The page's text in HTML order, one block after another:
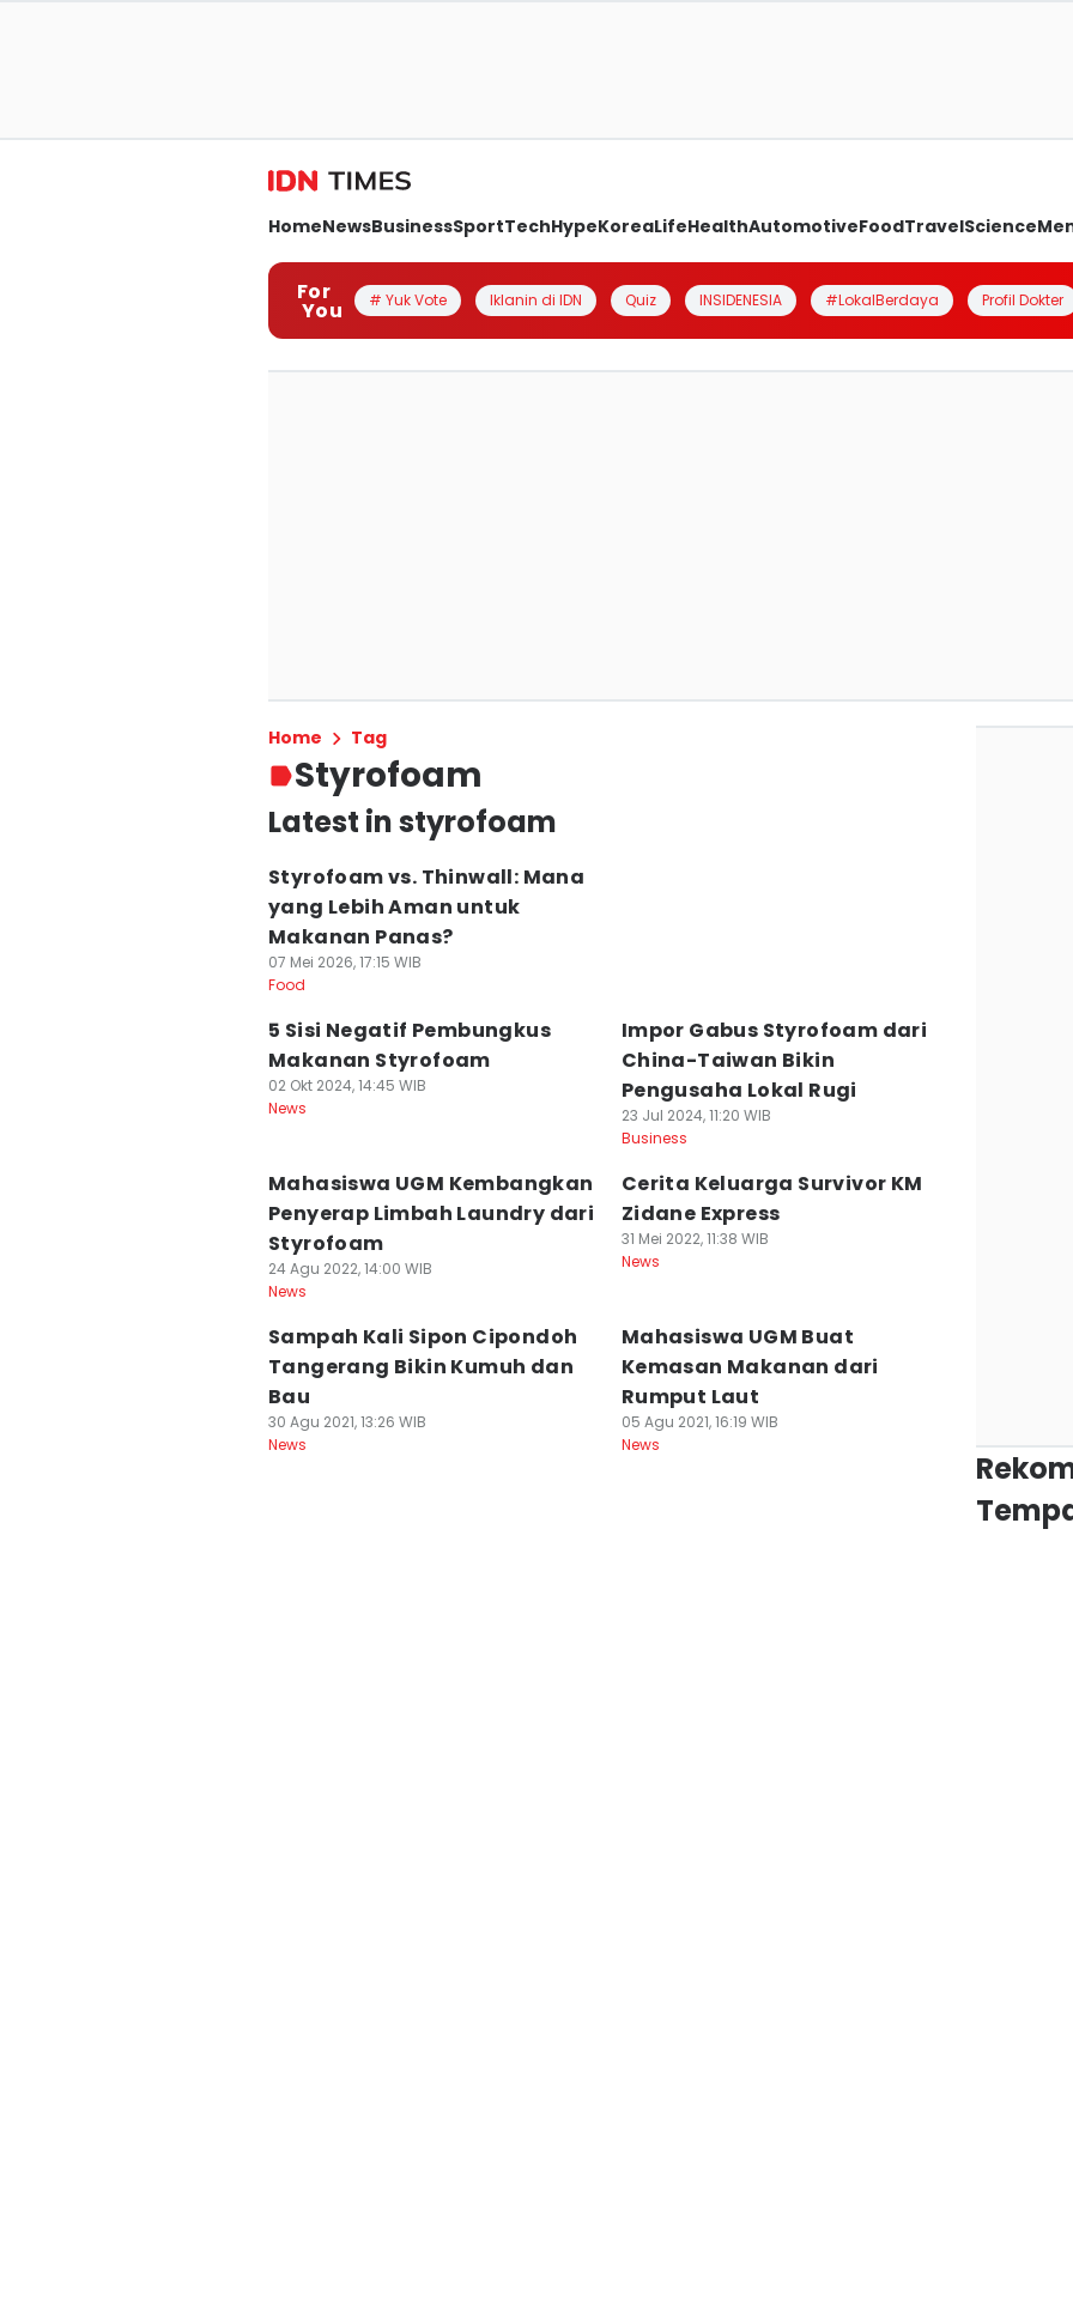
HomeNewsBusinessSportTechHypeKoreaLifeHealthAutomotiveFoodTravelScience
For
You # Yuk Vote Iklanin di IDN Quiz INSIDENESIA #LokalBerdaya Profil Dokter
Home Tag
Styrofoam
Latest in styrofoam
Styrofoam vs. Thinwall: Mana
yang Lebih Aman untuk
Makanan Panas?
07 Mei 2026, 17:15 WIB
Food
5 Sisi Negatif Pembungkus
Makanan Styrofoam
02 Okt 2024, 14:45 WIB
News
Impor Gabus Styrofoam dari
China-Taiwan Bikin
Pengusaha Lokal Rugi
23 Jul 2024, 11:20 WIB
Business
Mahasiswa UGM Kembangkan
Penyerap Limbah Laundry dari
Styrofoam
24 Agu 2022, 14:00 WIB
News
Cerita Keluarga Survivor KM
Zidane Express
31 Mei 2022, 11:38 WIB
News
Sampah Kali Sipon Cipondoh
Tangerang Bikin Kumuh dan
Bau
30 Agu 2021, 13:26 WIB
News
Mahasiswa UGM Buat
Kemasan Makanan dari
Rumput Laut
05 Agu 2021, 16:19 WIB
News